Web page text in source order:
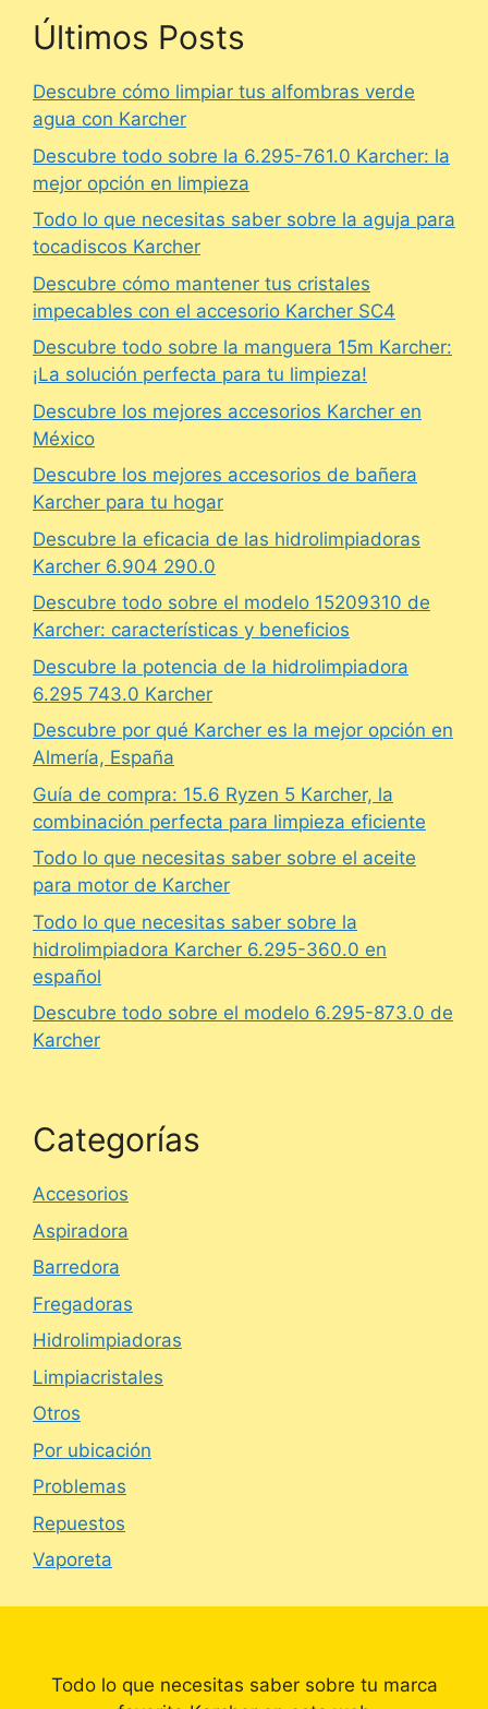
Últimos Posts
Descubre cómo limpiar tus alfombras verde
agua con Karcher
Descubre todo sobre la 6.295-761.0 Karcher: la
mejor opción en limpieza
Todo lo que necesitas saber sobre la aguja para
tocadiscos Karcher
Descubre cómo mantener tus cristales
impecables con el accesorio Karcher SC4
Descubre todo sobre la manguera 15m Karcher:
¡La solución perfecta para tu limpieza!
Descubre los mejores accesorios Karcher en
México
Descubre los mejores accesorios de bañera
Karcher para tu hogar
Descubre la eficacia de las hidrolimpiadoras
Karcher 6.904 290.0
Descubre todo sobre el modelo 15209310 de
Karcher: características y beneficios
Descubre la potencia de la hidrolimpiadora
6.295 743.0 Karcher
Descubre por qué Karcher es la mejor opción en
Almería, España
Guía de compra: 15.6 Ryzen 5 Karcher, la
combinación perfecta para limpieza eficiente
Todo lo que necesitas saber sobre el aceite
para motor de Karcher
Todo lo que necesitas saber sobre la
hidrolimpiadora Karcher 6.295-360.0 en
español
Descubre todo sobre el modelo 6.295-873.0 de
Karcher
Categorías
Accesorios
Aspiradora
Barredora
Fregadoras
Hidrolimpiadoras
Limpiacristales
Otros
Por ubicación
Problemas
Repuestos
Vaporeta
Todo lo que necesitas saber sobre tu marca